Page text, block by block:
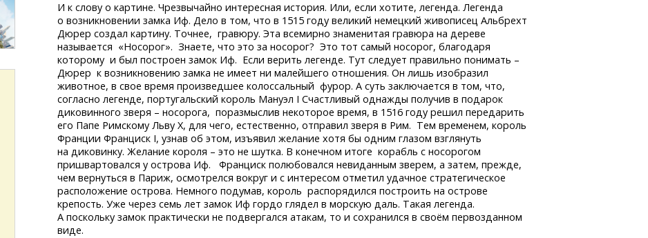
И к слову о картине. Чрезвычайно интересная история. Или, если хотите, легенда. Легенда
о возникновении замка Иф. Дело в том, что в 1515 году великий немецкий живописец Альбрехт
Дюрер создал картину. Точнее, гравюру. Эта всемирно знаменитая гравюра на дереве
называется «Носорог». Знаете, что это за носорог? Это тот самый носорог, благодаря
которому и был построен замок Иф. Если верить легенде. Тут следует правильно понимать –
Дюрер к возникновению замка не имеет ни малейшего отношения. Он лишь изобразил
животное, в свое время произведшее колоссальный фурор. А суть заключается в том, что,
согласно легенде, португальский король Мануэл I Счастливый однажды получив в подарок
диковинного зверя – носорога, поразмыслив некоторое время, в 1516 году решил передарить
его Папе Римскому Льву X, для чего, естественно, отправил зверя в Рим. Тем временем, король
Франции Франциск I, узнав об этом, изъявил желание хотя бы одним глазом взглянуть
на диковинку. Желание короля – это не шутка. В конечном итоге корабль с носорогом
пришвартовался у острова Иф. Франциск полюбовался невиданным зверем, а затем, прежде,
чем вернуться в Париж, осмотрелся вокруг и с интересом отметил удачное стратегическое
расположение острова. Немного подумав, король распорядился построить на острове
крепость. Уже через семь лет замок Иф гордо глядел в морскую даль. Такая легенда.
А поскольку замок практически не подвергался атакам, то и сохранился в своём первозданном
виде.